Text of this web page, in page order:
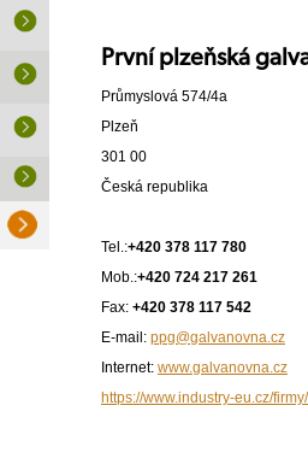
První plzeňská
Průmyslová 574/4a
Plzeň
301 00
Česká republika
Tel.:+420 378 117 780
Mob.:+420 724 217 261
Fax: +420 378 117 542
E-mail: ppg@galvanovna.cz
Internet: www.galvanovna.cz
https://www.industry-eu.cz/